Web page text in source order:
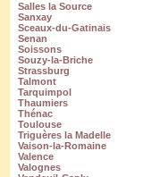
Salles la Source
Sanxay
Sceaux-du-Gatinais
Senan
Soissons
Souzy-la-Briche
Strassburg
Talmont
Tarquimpol
Thaumiers
Thénac
Toulouse
Triguères la Madelle
Vaison-la-Romaine
Valence
Valognes